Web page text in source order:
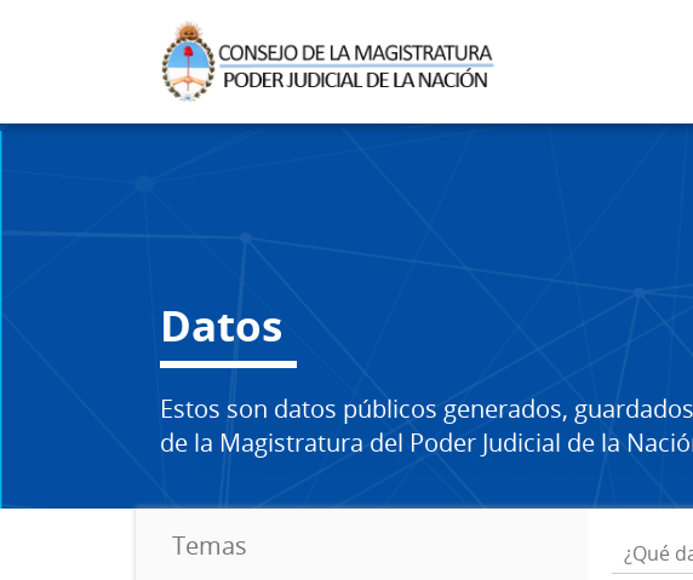
Datos
Estos son datos públicos generados,
de la Magistratura del Poder Judicial de la
Temas